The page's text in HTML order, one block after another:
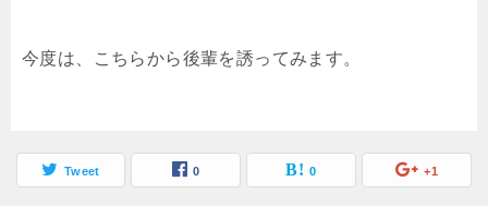
今度は、こちらから後輩を誘ってみます。
Tweet 0 0 +1